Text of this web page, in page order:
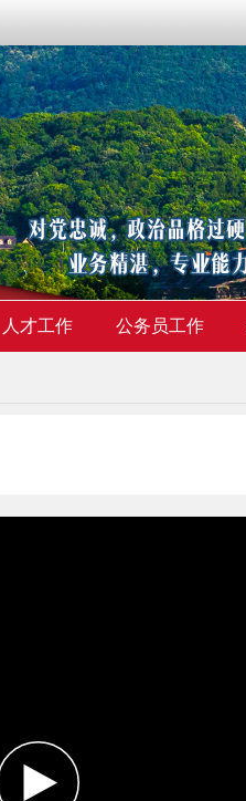
人才工作 公务员工作